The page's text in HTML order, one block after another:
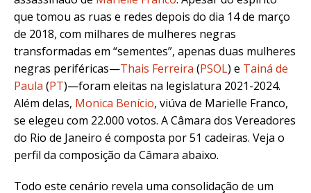
que tomou as ruas e redes depois do dia 14 de março
de 2018, com milhares de mulheres negras
transformadas em “sementes”, apenas duas mulheres
negras periféricas—Thais Ferreira (PSOL) e Tainá de
Paula (PT)—foram eleitas na legislatura 2021-2024.
Além delas, Monica Benício, viúva de Marielle Franco,
se elegeu com 22.000 votos. A Câmara dos Vereadores
do Rio de Janeiro é composta por 51 cadeiras. Veja o
perfil da composição da Câmara abaixo.
Todo este cenário revela uma consolidação de um